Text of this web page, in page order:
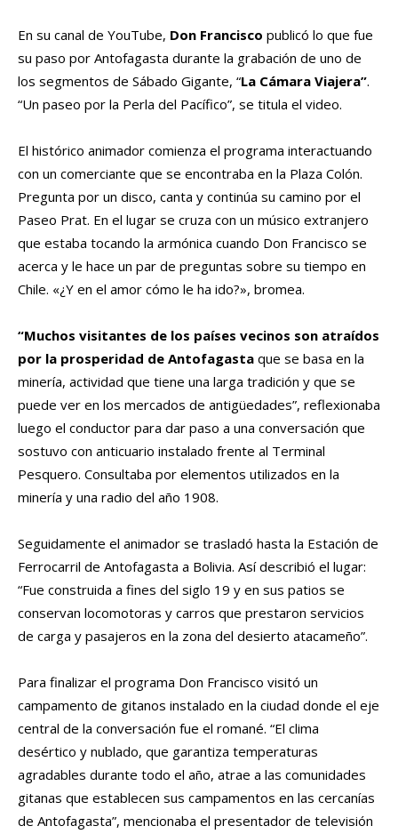
En su canal de YouTube, Don Francisco publicó lo que fue
su paso por Antofagasta durante la grabación de uno de
los segmentos de Sábado Gigante, “La Cámara Viajera”.
“Un paseo por la Perla del Pacífico”, se titula el video.
El histórico animador comienza el programa interactuando
con un comerciante que se encontraba en la Plaza Colón.
Pregunta por un disco, canta y continúa su camino por el
Paseo Prat. En el lugar se cruza con un músico extranjero
que estaba tocando la armónica cuando Don Francisco se
acerca y le hace un par de preguntas sobre su tiempo en
Chile. «¿Y en el amor cómo le ha ido?», bromea.
“Muchos visitantes de los países vecinos son atraídos
por la prosperidad de Antofagasta que se basa en la
minería, actividad que tiene una larga tradición y que se
puede ver en los mercados de antigüedades”, reflexionaba
luego el conductor para dar paso a una conversación que
sostuvo con anticuario instalado frente al Terminal
Pesquero. Consultaba por elementos utilizados en la
minería y una radio del año 1908.
Seguidamente el animador se trasladó hasta la Estación de
Ferrocarril de Antofagasta a Bolivia. Así describió el lugar:
“Fue construida a fines del siglo 19 y en sus patios se
conservan locomotoras y carros que prestaron servicios
de carga y pasajeros en la zona del desierto atacameño”.
Para finalizar el programa Don Francisco visitó un
campamento de gitanos instalado en la ciudad donde el eje
central de la conversación fue el romané. “El clima
desértico y nublado, que garantiza temperaturas
agradables durante todo el año, atrae a las comunidades
gitanas que establecen sus campamentos en las cercanías
de Antofagasta”, mencionaba el presentador de televisión